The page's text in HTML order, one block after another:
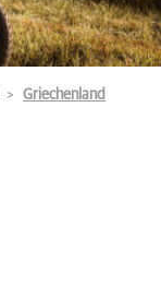
Griechenland